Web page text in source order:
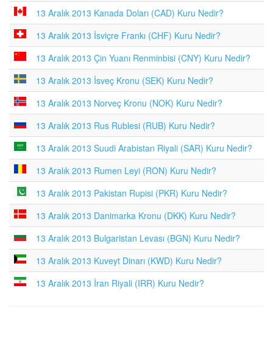
13 Aralık 2013 Kanada Doları (CAD) Kuru Nedir?
13 Aralık 2013 İsviçre Frankı (CHF) Kuru Nedir?
13 Aralık 2013 Çin Yuanı Renminbisi (CNY) Kuru Nedir?
13 Aralık 2013 İsveç Kronu (SEK) Kuru Nedir?
13 Aralık 2013 Norveç Kronu (NOK) Kuru Nedir?
13 Aralık 2013 Rus Rublesi (RUB) Kuru Nedir?
13 Aralık 2013 Suudi Arabistan Riyali (SAR) Kuru Nedir?
13 Aralık 2013 Rumen Leyi (RON) Kuru Nedir?
13 Aralık 2013 Pakistan Rupisi (PKR) Kuru Nedir?
13 Aralık 2013 Danimarka Kronu (DKK) Kuru Nedir?
13 Aralık 2013 Bulgaristan Levası (BGN) Kuru Nedir?
13 Aralık 2013 Kuveyt Dinarı (KWD) Kuru Nedir?
13 Aralık 2013 İran Riyali (IRR) Kuru Nedir?